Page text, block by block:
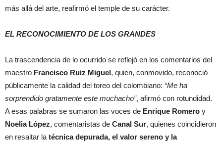
más allá del arte, reafirmó el temple de su carácter.
EL RECONOCIMIENTO DE LOS GRANDES
La trascendencia de lo ocurrido se reflejó en los comentarios del
maestro Francisco Ruiz Miguel, quien, conmovido, reconoció
públicamente la calidad del toreo del colombiano: “Me ha
sorprendido gratamente este muchacho”, afirmó con rotundidad.
A esas palabras se sumaron las voces de Enrique Romero y
Noelia López, comentaristas de Canal Sur, quienes coincidieron
en resaltar la técnica depurada, el valor sereno y la